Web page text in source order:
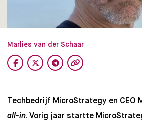
Marlies van der Schaar
Techbedrijf MicroStrategy en CEO
all-in. Vorig jaar startte